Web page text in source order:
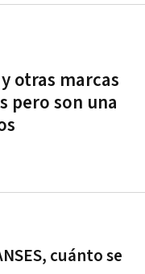
otras marcas
pero son una
cuánto se